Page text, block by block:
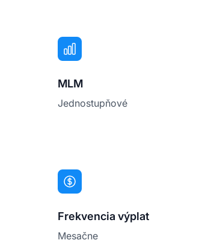
MLM
Jednostupňové
Frekvencia výplat
Mesačne